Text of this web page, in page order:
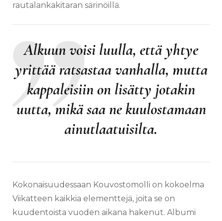
rautalankakitaran särinöillä.
Alkuun voisi luulla, että yhtye
yrittää ratsastaa vanhalla, mutta
kappaleisiin on lisätty jotakin
uutta, mikä saa ne kuulostamaan
ainutlaatuisilta.
Kokonaisuudessaan Kouvostomolli on kokoelma
Viikatteen kaikkia elementtejä, joita se on
kuudentoista vuoden aikana hakenut. Albumi